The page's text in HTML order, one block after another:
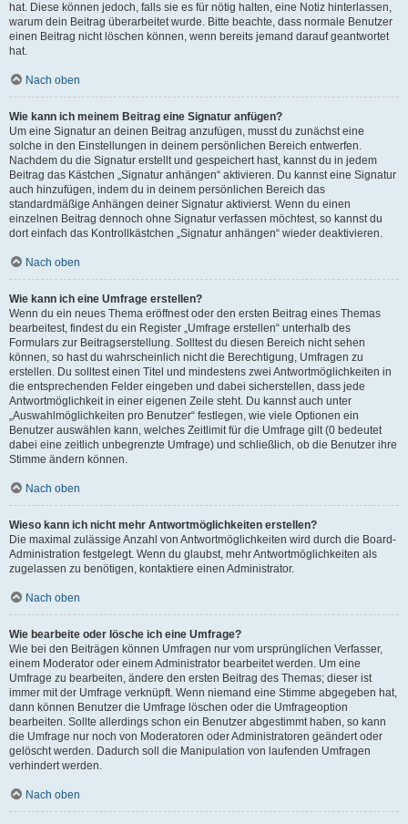
hat. Diese können jedoch, falls sie es für nötig halten, eine Notiz hinterlassen,
warum dein Beitrag überarbeitet wurde. Bitte beachte, dass normale Benutzer
einen Beitrag nicht löschen können, wenn bereits jemand darauf geantwortet
hat.
Nach oben
Wie kann ich meinem Beitrag eine Signatur anfügen?
Um eine Signatur an deinen Beitrag anzufügen, musst du zunächst eine
solche in den Einstellungen in deinem persönlichen Bereich entwerfen.
Nachdem du die Signatur erstellt und gespeichert hast, kannst du in jedem
Beitrag das Kästchen „Signatur anhängen“ aktivieren. Du kannst eine Signatur
auch hinzufügen, indem du in deinem persönlichen Bereich das
standardmäßige Anhängen deiner Signatur aktivierst. Wenn du einen
einzelnen Beitrag dennoch ohne Signatur verfassen möchtest, so kannst du
dort einfach das Kontrollkästchen „Signatur anhängen“ wieder deaktivieren.
Nach oben
Wie kann ich eine Umfrage erstellen?
Wenn du ein neues Thema eröffnest oder den ersten Beitrag eines Themas
bearbeitest, findest du ein Register „Umfrage erstellen“ unterhalb des
Formulars zur Beitragserstellung. Solltest du diesen Bereich nicht sehen
können, so hast du wahrscheinlich nicht die Berechtigung, Umfragen zu
erstellen. Du solltest einen Titel und mindestens zwei Antwortmöglichkeiten in
die entsprechenden Felder eingeben und dabei sicherstellen, dass jede
Antwortmöglichkeit in einer eigenen Zeile steht. Du kannst auch unter
„Auswahlmöglichkeiten pro Benutzer“ festlegen, wie viele Optionen ein
Benutzer auswählen kann, welches Zeitlimit für die Umfrage gilt (0 bedeutet
dabei eine zeitlich unbegrenzte Umfrage) und schließlich, ob die Benutzer ihre
Stimme ändern können.
Nach oben
Wieso kann ich nicht mehr Antwortmöglichkeiten erstellen?
Die maximal zulässige Anzahl von Antwortmöglichkeiten wird durch die Board-
Administration festgelegt. Wenn du glaubst, mehr Antwortmöglichkeiten als
zugelassen zu benötigen, kontaktiere einen Administrator.
Nach oben
Wie bearbeite oder lösche ich eine Umfrage?
Wie bei den Beiträgen können Umfragen nur vom ursprünglichen Verfasser,
einem Moderator oder einem Administrator bearbeitet werden. Um eine
Umfrage zu bearbeiten, ändere den ersten Beitrag des Themas; dieser ist
immer mit der Umfrage verknüpft. Wenn niemand eine Stimme abgegeben hat,
dann können Benutzer die Umfrage löschen oder die Umfrageoption
bearbeiten. Sollte allerdings schon ein Benutzer abgestimmt haben, so kann
die Umfrage nur noch von Moderatoren oder Administratoren geändert oder
gelöscht werden. Dadurch soll die Manipulation von laufenden Umfragen
verhindert werden.
Nach oben